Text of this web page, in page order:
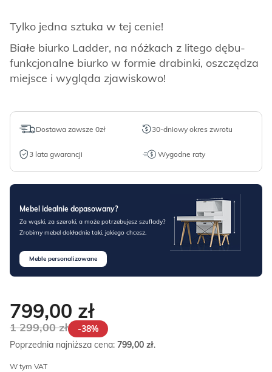
Tylko jedna sztuka w tej cenie!
Białe biurko Ladder, na nóżkach z litego dębu-
funkcjonalne biurko w formie drabinki, oszczędza
miejsce i wygląda zjawiskowo!
Dostawa zawsze 0zł 30-dniowy okres zwrotu
3 lata gwarancji Wygodne raty
Mebel idealnie dopasowany?
Za wąski, za szeroki, a może potrzebujesz szuflady?
Zrobimy mebel dokładnie taki, jakiego chcesz.
Meble personalizowane
799,00 zł
1 299,00zł
-38%
Poprzednia najniższa cena: 799,00 zł.
W tym VAT